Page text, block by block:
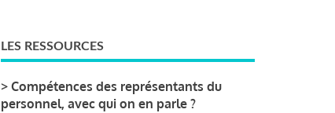
LES RESSOURCES
> Compétences des représentants du
personnel, avec qui on en parle ?